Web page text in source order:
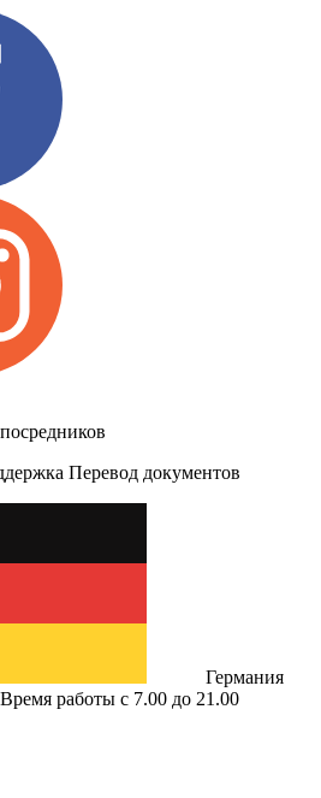
Перевод документов
Германия
Время работы с 7.00 до 21.00